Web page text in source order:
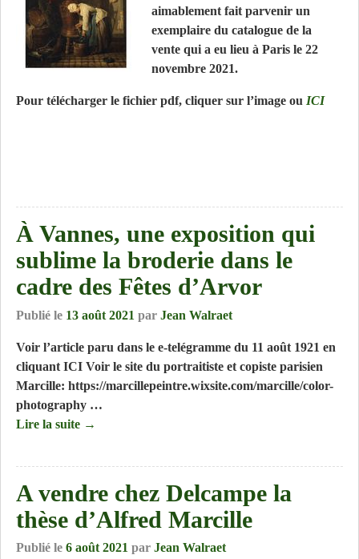
aimablement fait parvenir un
exemplaire du catalogue de la
vente qui a eu lieu à Paris le 22
novembre 2021.
Pour télécharger le fichier pdf, cliquer sur l’image ou ICI
À Vannes, une exposition qui
sublime la broderie dans le
cadre des Fêtes d’Arvor
Publié le 13 août 2021 par Jean Walraet
Voir l’article paru dans le e-telégramme du 11 août 1921 en
cliquant ICI Voir le site du portraitiste et copiste parisien
Marcille: https://marcillepeintre.wixsite.com/marcille/color-
photography …
Lire la suite →
A vendre chez Delcampe la
thèse d’Alfred Marcille
Publié le 6 août 2021 par Jean Walraet